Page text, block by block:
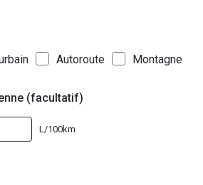
Autoroute Montagne
(facultatif)
L/100km